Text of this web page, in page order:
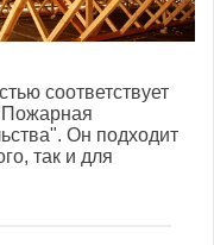
соответствует
Он подходит
так и для